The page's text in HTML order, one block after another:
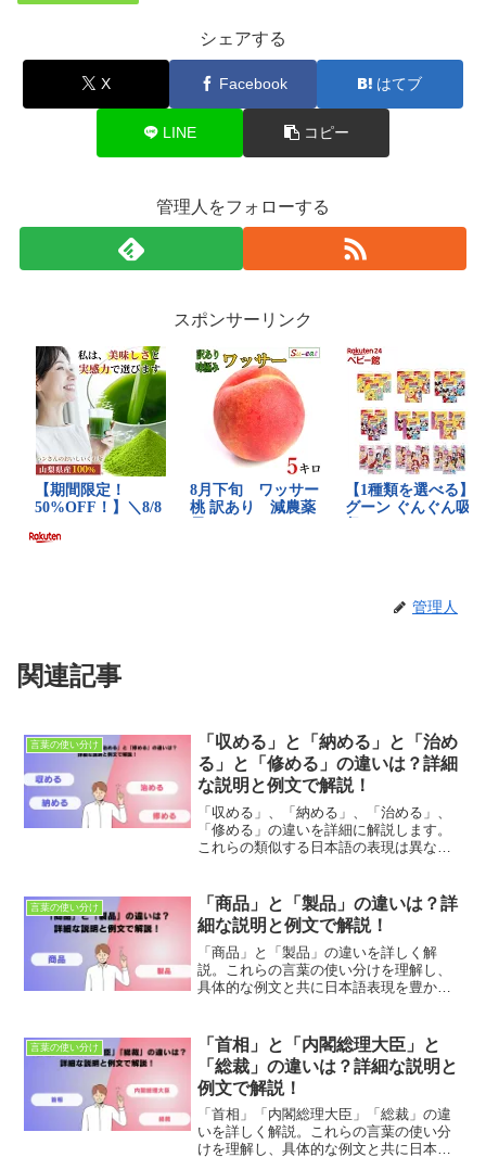
シェアする
X Facebook はてブ
LINE コピー
管理人をフォローする
スポンサーリンク
管理人
関連記事
言葉の使い分け
「収める」と「納める」と「治め
る」と「修める」の違いは？詳細
な説明と例文で解説！
「収める」、「納める」、「治める」、
「修める」の違いを詳細に解説します。
これらの類似する日本語の表現は異なる
を通じて、言葉の使い分け方を明確に説
明し、日本語の表現力を深めるための知
識を提供します。
言葉の使い分け
「商品」と「製品」の違いは？詳
細な説明と例文で解説！
「商品」と「製品」の違いを詳しく解
説。これらの言葉の使い分けを理解し、
具体的な例文と共に日本語表現を豊かに
ンを目指します。
言葉の使い分け
「首相」と「内閣総理大臣」と
「総裁」の違いは？詳細な説明と
例文で解説！
「首相」「内閣総理大臣」「総裁」の違
いを詳しく解説。これらの言葉の使い分
けを理解し、具体的な例文と共に日本語